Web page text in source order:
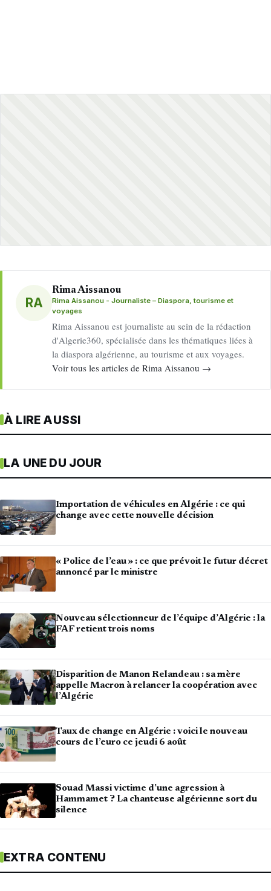
RA
Rima Aissanou
Rima Aissanou - Journaliste – Diaspora, tourisme et
voyages
Rima Aissanou est journaliste au sein de la rédaction
d'Algerie360, spécialisée dans les thématiques liées à
la diaspora algérienne, au tourisme et aux voyages.
Voir tous les articles de Rima Aissanou →
À LIRE AUSSI
LA UNE DU JOUR
Importation de véhicules en Algérie : ce qui
change avec cette nouvelle décision
« Police de l’eau » : ce que prévoit le futur décret
annoncé par le ministre
Nouveau sélectionneur de l’équipe d’Algérie : la
FAF retient trois noms
Disparition de Manon Relandeau : sa mère
appelle Macron à relancer la coopération avec
l’Algérie
Taux de change en Algérie : voici le nouveau
cours de l’euro ce jeudi 6 août
Souad Massi victime d’une agression à
Hammamet ? La chanteuse algérienne sort du
silence
EXTRA CONTENU